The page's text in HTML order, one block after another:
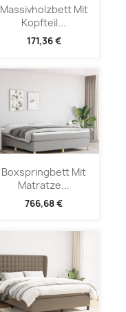
Massivholzbett Mit
Kopfteil...
171,36 €
Boxspringbett Mit
Matratze...
766,68 €